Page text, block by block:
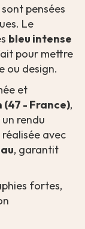
sont pensées
Le
bleu intense
pour mettre
ou design.
et
(47 - France),
rendu
réalisée avec
, garantit
fortes,